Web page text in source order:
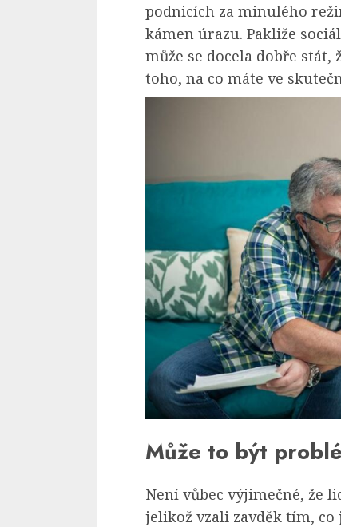
podnicích za minulého
kámen úrazu. Pakliže
může se docela dobře stát,
toho, na co máte ve
Může to být
Není vůbec výjimečné, že
jelikož vzali zavděk tím,